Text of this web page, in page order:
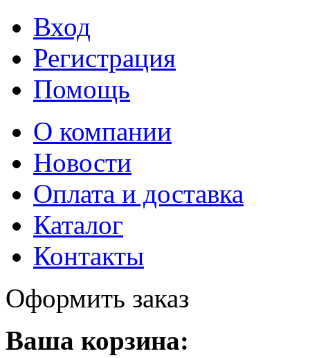
Вход
Регистрация
Помощь
О компании
Новости
Оплата и доставка
Каталог
Контакты
Оформить заказ
Ваша корзина: